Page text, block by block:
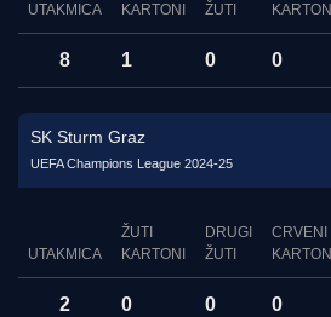
UTAKMICA
KARTONI
ŽUTI
KARTON
8 1 0 0
SK Sturm Graz
UEFA Champions League 2024-25
UTAKMICA
ŽUTI
KARTONI
DRUGI
ŽUTI
CRVENI
KARTON
2 0 0 0